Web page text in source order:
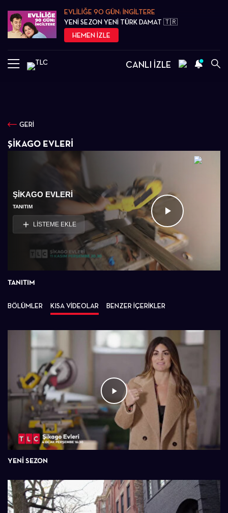
EVLİLİĞE 90 GÜN: İNGİLTERE
YENİ SEZON YENİ TÜRK DAMAT 🇹🇷
HEMEN İZLE
CANLI İZLE
GERİ
ŞIKAGO EVLERI
Videoyu
Oynat
ŞIKAGO EVLERI
TANITIM
LİSTEME EKLE
TANITIM
BÖLÜMLER KISA VİDEOLAR BENZER İÇERİKLER
YENİ SEZON